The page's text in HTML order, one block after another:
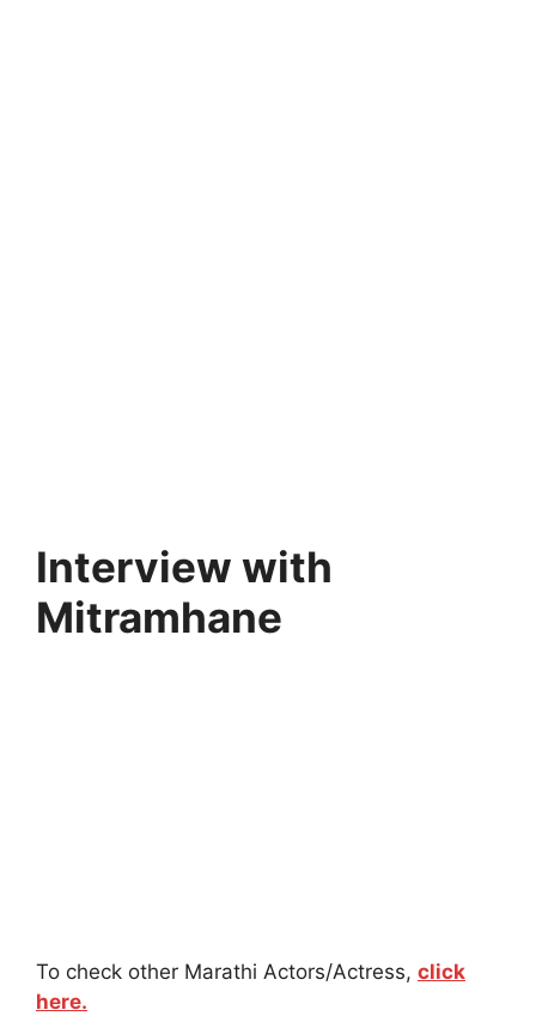
Interview with
Mitramhane
To check other Marathi Actors/Actress, click
here.